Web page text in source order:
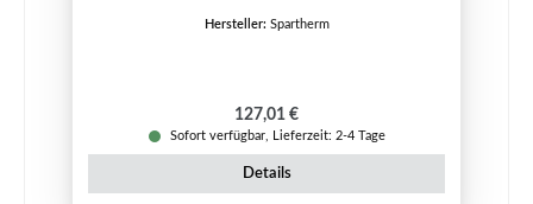
Hersteller: Spartherm
Regulärer Preis:
127,01 €
Sofort verfügbar, Lieferzeit: 2-4 Tage
Details